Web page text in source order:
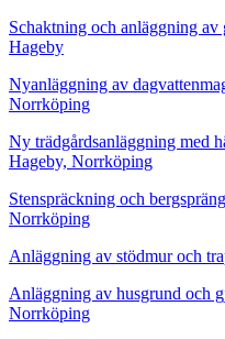
Schaktning och anläggning av
Hageby
Nyanläggning av
Norrköping
Ny trädgårdsanläggning med
Hageby, Norrköping
Stenspräckning och
Norrköping
Anläggning av stödmur och
Anläggning av husgrund och
Norrköping